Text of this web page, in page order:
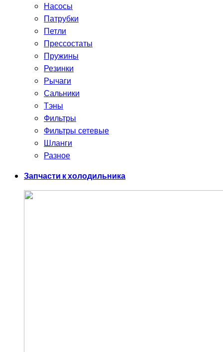
Насосы
Патрубки
Петли
Прессостаты
Пружины
Резинки
Рычаги
Сальники
Тэны
Фильтры
Фильтры сетевые
Шланги
Разное
Запчасти к холодильника